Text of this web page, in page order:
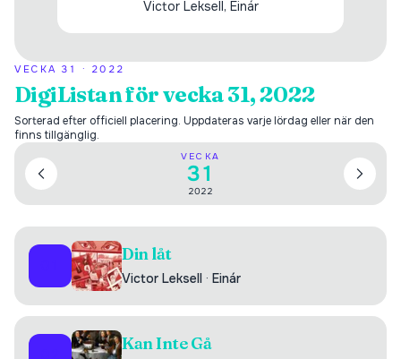
Victor Leksell, Einár
VECKA 31 · 2022
DigiListan för vecka 31, 2022
Sorterad efter officiell placering. Uppdateras varje lördag eller när den
finns tillgänglig.
VECKA
31
2022
Din låt
Victor Leksell · Einár
Kan Inte Gå